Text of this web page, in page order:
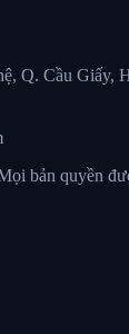
Q. Cầu Giấy,
bản quyền